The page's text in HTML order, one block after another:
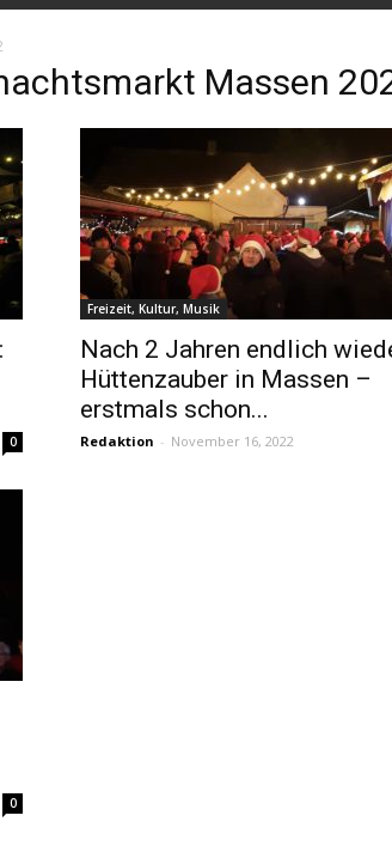
Massen
0
Freizeit, Kultur, Musik
Nach 2 Jahren endlich
Hüttenzauber in Massen –
erstmals schon...
Redaktion - November 16, 2022
0